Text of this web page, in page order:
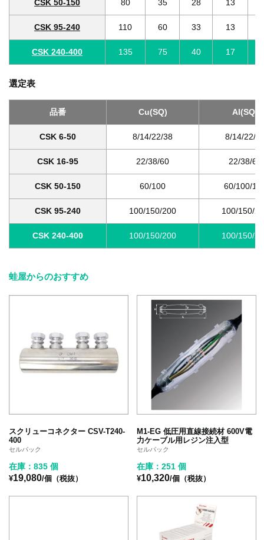
CSK 50-150 80 35 28 13
CSK 95-240 110 60 33 13
CSK 240-400 135 75 40 17
選定表
品番 Cu(SQ) Al(SQ)
CSK 6-50 8/14/22/38 8/14/22/
CSK 16-95 22/38/60 22/38/60
CSK 50-150 60/100 60/100/
CSK 95-240 100/150/200 100/150/
CSK 240-400 100/150/200 100/150/
蛙屋からのおすすめ
スクリューコネクター CSV-T240-
400
セルパック
在庫：835 個
¥19,080/個（税抜）
M1-EG 低圧用直線接続材 600V電
力ケーブル用レジン注入型
セルパック
在庫：251 個
¥10,320/個（税抜）